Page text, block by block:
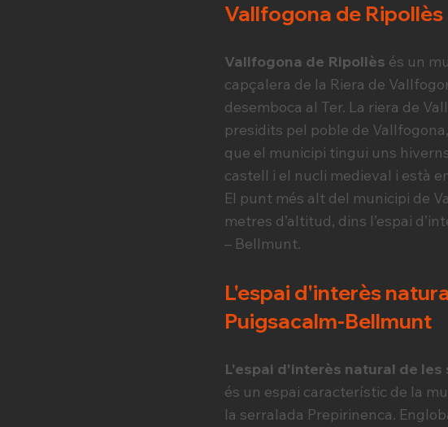
Vallfogona de Ripollès
Vallfogona de Ripollès és un
capçalera de la Riera de
desemboca al Ter. La riera de
presidits pel poble de
que el municipi tingui uns
castell i el nucli medieval i està
El punt més alt del municipi de
metres d’altitud, dins l’espai
– Bellmunt.
L'espai d'interès
Puigsacalm-Bellmunt
L'espai d'interès natural de
és un espai característic de la
la serralada Prepirinenca.